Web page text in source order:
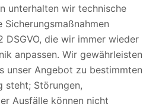
unterhalten wir technische
DSGVO, die wir immer wieder
anpassen. Wir gewährleisten
unser Angebot zu bestimmten
steht; Störungen,
Ausfälle können nicht